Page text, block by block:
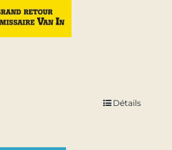
Détails